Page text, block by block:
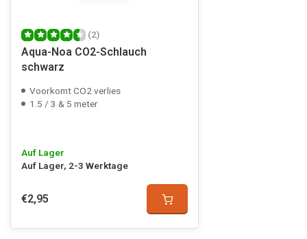
(2)
Aqua-Noa CO2-Schlauch
schwarz
Voorkomt CO2 verlies
1.5 / 3 & 5 meter
Auf Lager
Auf Lager, 2-3 Werktage
€2,95